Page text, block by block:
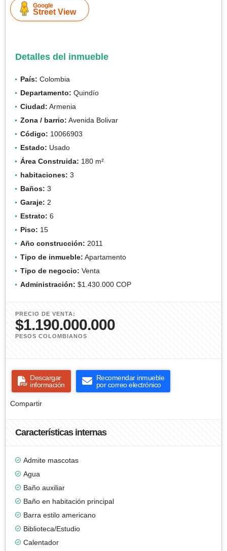
Google
Street View
Detalles del inmueble
País: Colombia
Departamento: Quindío
Ciudad: Armenia
Zona / barrio: Avenida Bolivar
Código: 10066903
Estado: Usado
Área Construida: 180 m²
habitaciones: 3
Baños: 3
Garaje: 2
Estrato: 6
Piso: 15
Año construcción: 2011
Tipo de inmueble: Apartamento
Tipo de negocio: Venta
Administración: $1.430.000 COP
PRECIO DE VENTA:
$1.190.000.000
PESOS COLOMBIANOS
Descargar
información
Recomendar inmueble
por correo electrónico
Compartir
Características internas
Admite mascotas
Agua
Baño auxiliar
Baño en habitación principal
Barra estilo americano
Biblioteca/Estudio
Calentador